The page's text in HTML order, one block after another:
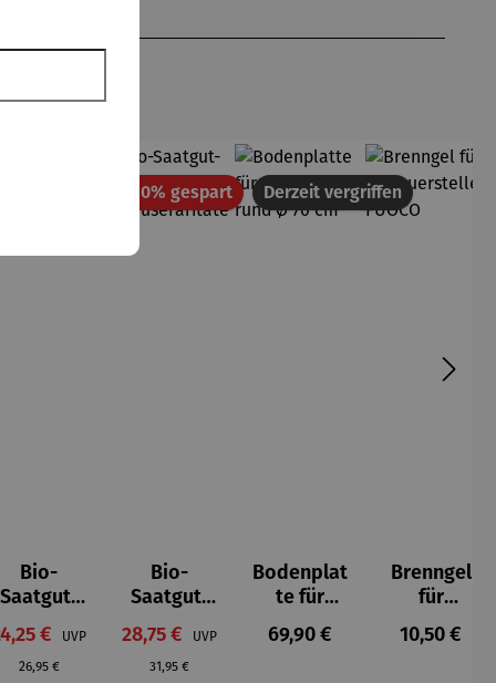
Rabatt
Bio-
Saatgut-
Holzbox S
-
Mittelalte
€
UVP
Regulärer Preis:
26,95 €
10% gespartRabatt
Bio-
Saatgut-
Kartonbo
x S -
Gemüsera
Verkaufspreis:
28,75 €
UVP
Regulärer Preis:
31,95 €
Derzeit vergriffen
Bodenplat
te für
Feuerkorb
rund Ø 70
Regulärer Preis:
69,90 €
Brenngel
für
Gelfeuerst
elle -
Regulärer
10,50 €